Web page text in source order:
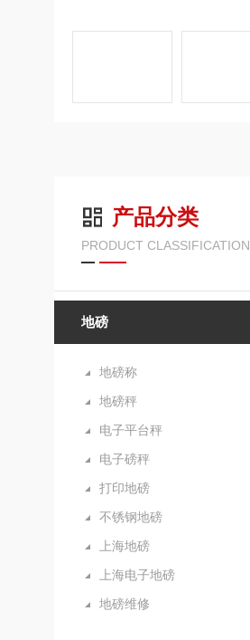
产品分类
PRODUCT CLASSIFICATION
地磅
地磅称
地磅秤
电子平台秤
电子磅秤
打印地磅
不锈钢地磅
上海地磅
上海电子地磅
地磅维修